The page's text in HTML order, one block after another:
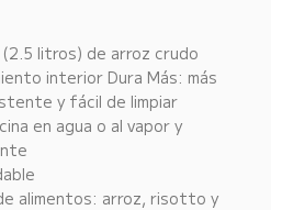
litros) de arroz crudo
interior Dura Más: más
y fácil de limpiar
en agua o al vapor y
alimentos: arroz, risotto y